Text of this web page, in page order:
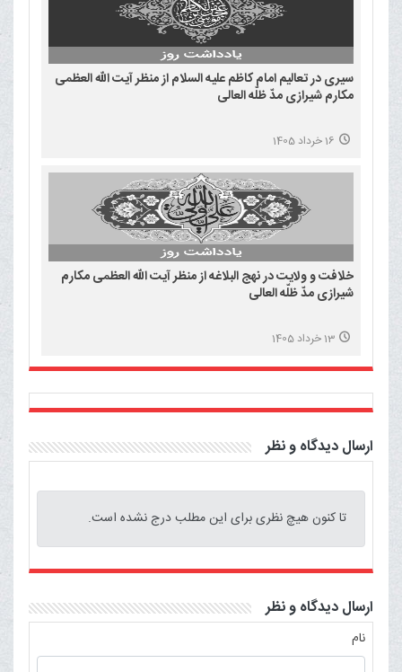
سیری در تعالیم امام کاظم علیه السلام از منظر آیت الله العظمی
مکارم شیرازی مدّ ظلّه العالی
16 خرداد 1405
خلافت و ولایت در نهج البلاغه از منظر آیت الله العظمی مکارم
شیرازی مدّ ظلّه العالی
13 خرداد 1405
ارسال دیدگاه و نظر
تا کنون هیچ نظری برای این مطلب درج نشده است.
ارسال دیدگاه و نظر
نام